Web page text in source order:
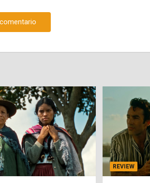
REVIEW